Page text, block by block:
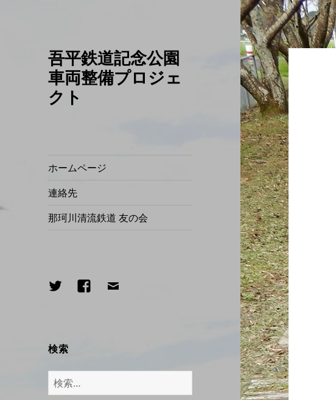
吾平鉄道記念公園
車両整備プロジェ
クト
ホームページ
連絡先
那珂川清流鉄道 友の会
TwitterFacebook
メ
検索
検
索: